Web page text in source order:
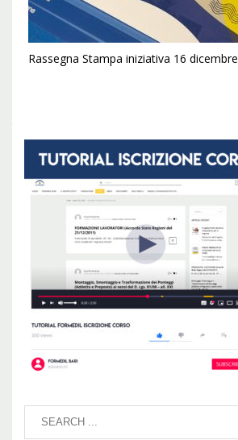
Rassegna Stampa iniziativa 16 dicembre